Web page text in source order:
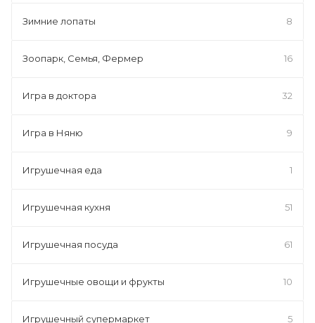
Зимние лопаты 8
Зоопарк, Семья, Фермер 16
Игра в доктора 32
Игра в Няню 9
Игрушечная еда 1
Игрушечная кухня 51
Игрушечная посуда 61
Игрушечные овощи и фрукты 10
Игрушечный супермаркет 5